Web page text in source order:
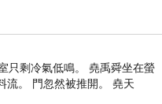
陽光後一聲歡呼，：
只剩冷氣低鳴。 堯禹舜坐在螢
流。 門忽然被推開。 堯天